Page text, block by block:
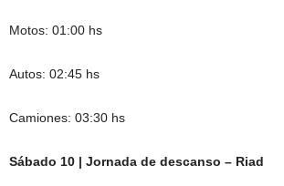
Motos: 01:00 hs
Autos: 02:45 hs
Camiones: 03:30 hs
Sábado 10 | Jornada de descanso – Riad